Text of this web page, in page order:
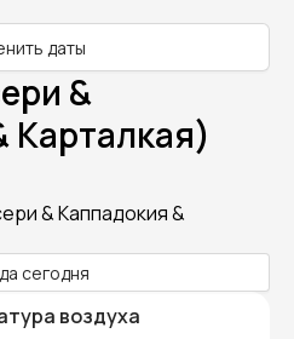
даты
&
Карталкая)
& Каппадокия &
сегодня
воздуха